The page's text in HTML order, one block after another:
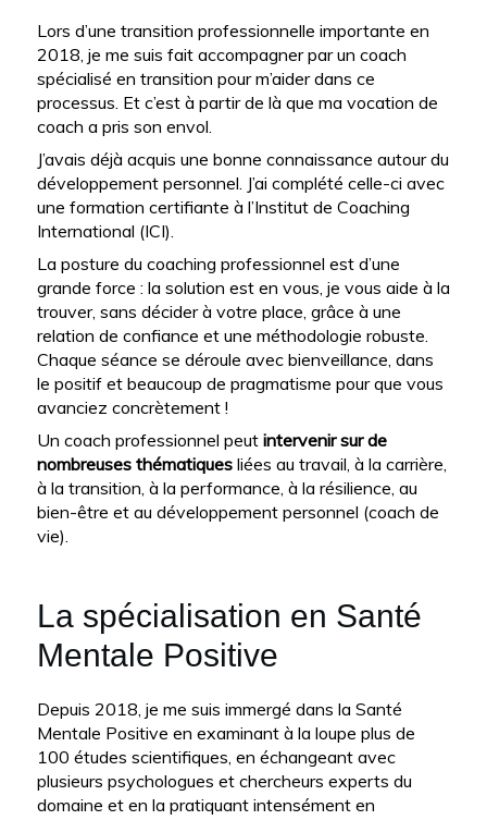
Lors d’une transition professionnelle importante en
2018, je me suis fait accompagner par un coach
spécialisé en transition pour m’aider dans ce
processus. Et c’est à partir de là que ma vocation de
coach a pris son envol.
J’avais déjà acquis une bonne connaissance autour du
développement personnel. J’ai complété celle-ci avec
une formation certifiante à l’Institut de Coaching
International (ICI).
La posture du coaching professionnel est d’une
grande force : la solution est en vous, je vous aide à la
trouver, sans décider à votre place, grâce à une
relation de confiance et une méthodologie robuste.
Chaque séance se déroule avec bienveillance, dans
le positif et beaucoup de pragmatisme pour que vous
avanciez concrètement !
Un coach professionnel peut intervenir sur de
nombreuses thématiquesliées au travail, à la carrière,
à la transition, à la performance, à la résilience, au
bien-être et au développement personnel (coach de
vie).
La spécialisation en Santé
Mentale Positive
Depuis 2018, je me suis immergé dans la Santé
Mentale Positive en examinant à la loupe plus de
100 études scientifiques, en échangeant avec
plusieurs psychologues et chercheurs experts du
domaine et en la pratiquant intensément en